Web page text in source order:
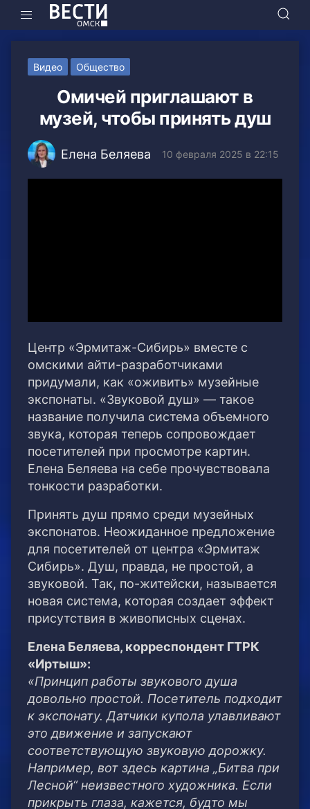
Видео Общество
Омичей приглашают в
музей, чтобы принять душ
Елена Беляева 10 февраля 2025 в 22:15
Центр «Эрмитаж-Сибирь» вместе с
омскими айти-разработчиками
придумали, как «оживить» музейные
экспонаты. «Звуковой душ» — такое
название получила система объемного
звука, которая теперь сопровождает
посетителей при просмотре картин.
Елена Беляева на себе прочувствовала
тонкости разработки.
Принять душ прямо среди музейных
экспонатов. Неожиданное предложение
для посетителей от центра «Эрмитаж
Сибирь». Душ, правда, не простой, а
звуковой. Так, по-житейски, называется
новая система, которая создает эффект
присутствия в живописных сценах.
Елена Беляева, корреспондент ГТРК
«Иртыш»:
«Принцип работы звукового душа
довольно простой. Посетитель подходит
к экспонату. Датчики купола улавливают
это движение и запускают
соответствующую звуковую дорожку.
Например, вот здесь картина „Битва при
Лесной“ неизвестного художника. Если
прикрыть глаза, кажется, будто мы